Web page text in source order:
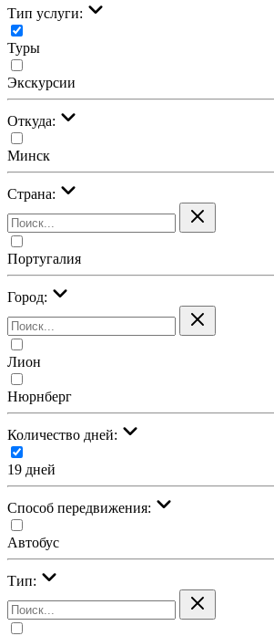
Тип услуги:
Туры
Экскурсии
Откуда:
Минск
Страна:
Португалия
Город:
Лион
Нюрнберг
Количество дней:
19 дней
Cпособ передвижения:
Автобус
Тип: